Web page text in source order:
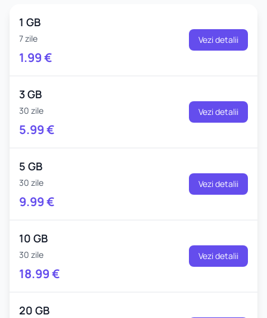
1 GB
7 zile
1.99€
Vezi detalii
3 GB
30 zile
5.99€
Vezi detalii
5 GB
30 zile
9.99€
Vezi detalii
10 GB
30 zile
18.99€
Vezi detalii
20 GB